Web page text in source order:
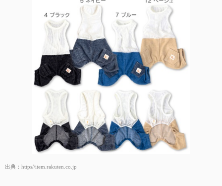
出典： https//item.rakuten.co.jp